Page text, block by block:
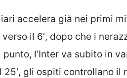
accelera già nei primi
verso il 6′, dopo che i
punto, l’Inter va subito in
25′, gli ospiti controllano